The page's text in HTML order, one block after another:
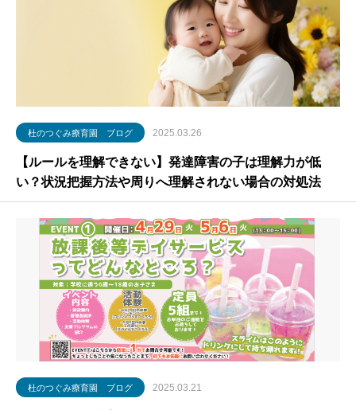
杜のつぐみ療育園 ブログ 2025.03.26
【ルールを理解できない】発達障害の子は理解力が低
い？状況把握方法や周りへ理解されない場合の対処法
杜のつぐみ療育園 ブログ 2025.03.21